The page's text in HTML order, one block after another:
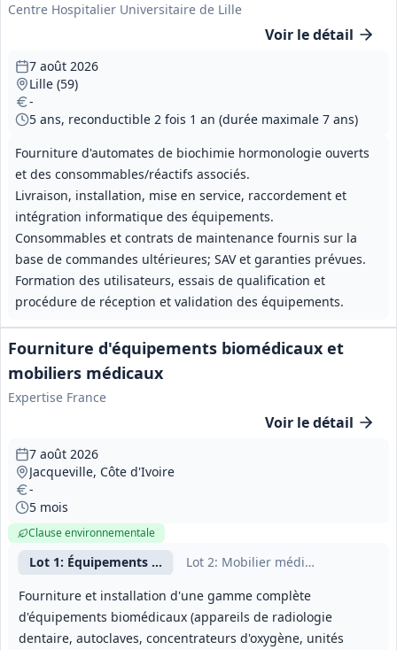
Centre Hospitalier Universitaire de Lille
Voir le détail
Fourniture d'automates de biochimie hormonologie ouverts
et des consommables/réactifs associés.
Livraison, installation, mise en service, raccordement et
intégration informatique des équipements.
Consommables et contrats de maintenance fournis sur la
base de commandes ultérieures; SAV et garanties prévues.
Formation des utilisateurs, essais de qualification et
procédure de réception et validation des équipements.
7 août 2026
Lille (59)
-
5 ans, reconductible 2 fois 1 an (durée maximale 7 ans)
Fourniture d'équipements biomédicaux et
mobiliers médicaux
Expertise France
Voir le détail
Lot 1: Équipements biomédicaux
Lot 2: Mobilier médical et
Fourniture et installation d'une gamme complète
d'équipements biomédicaux (appareils de radiologie
dentaire, autoclaves, concentrateurs d'oxygène, unités
7 août 2026
Jacqueville, Côte d'Ivoire
-
5 mois
Clause environnementale